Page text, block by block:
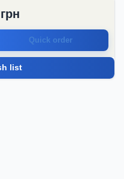
Quick order
list